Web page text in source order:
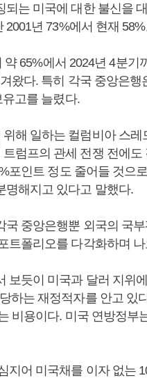
는 미국에 대한 불신을
년 73%에서 현재
65%에서 2024년 4분기
왔다. 특히 각국 중앙은
고를 늘렸다.
해 일하는 컬럼비아 스
럼프의 관세 전쟁 전에
포인트 정도 줄어들 것으
명해지고 있다고 말했다.
국 중앙은행뿐 외국의 국
트폴리오를 다각화하며
보듯이 미국과 달러 지위
하는 재정적자를 안고 있
비용이다. 미국 연방정부
지어 미국채를 이자 없는